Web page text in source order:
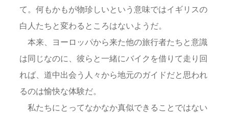
て。何もかもが物珍しいという意味ではイギリスの
白人たちと変わるところはないようだ。
本来、ヨーロッパから来た他の旅行者たちと意識
は同じなのに、彼らと一緒にバイクを借りて走り回
れば、道中出会う人々から地元のガイドだと思われ
るのは愉快な体験だ。
私たちにとってなかなか真似できることではない